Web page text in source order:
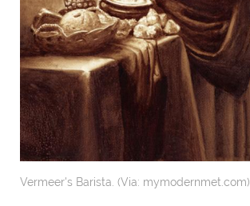
Vermeer's Barista. (Via: mymodernmet.com)